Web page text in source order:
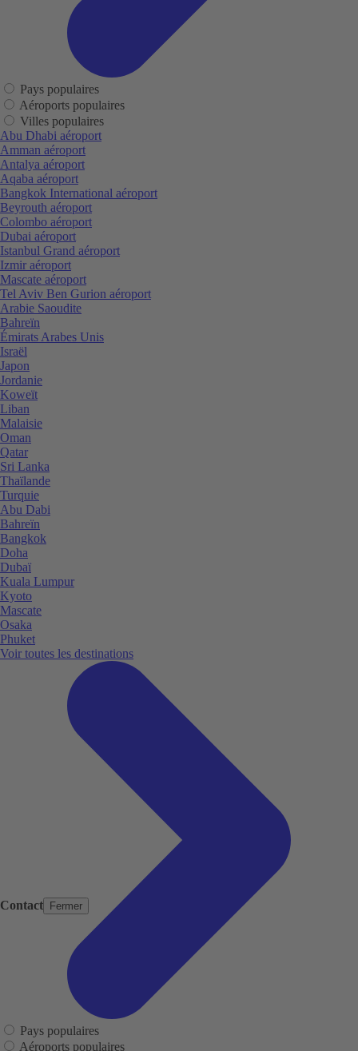
Contact Fermer
Pays populaires
Aéroports populaires
Villes populaires
Abu Dhabi aéroport
Amman aéroport
Antalya aéroport
Aqaba aéroport
Bangkok International aéroport
Beyrouth aéroport
Colombo aéroport
Dubai aéroport
Istanbul Grand aéroport
Izmir aéroport
Mascate aéroport
Tel Aviv Ben Gurion aéroport
Arabie Saoudite
Bahreïn
Émirats Arabes Unis
Israël
Japon
Jordanie
Koweït
Liban
Malaisie
Oman
Qatar
Sri Lanka
Thaïlande
Turquie
Abu Dabi
Bahreïn
Bangkok
Doha
Dubaï
Kuala Lumpur
Kyoto
Mascate
Osaka
Phuket
Voir toutes les destinations
Pays populaires
Aéroports populaires